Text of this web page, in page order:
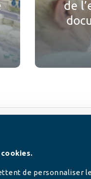
de personnaliser
de